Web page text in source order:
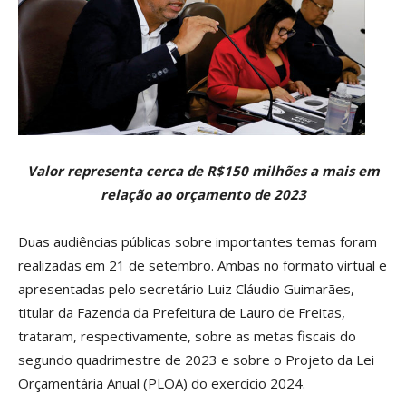
Valor representa cerca de R$150 milhões a mais em
relação ao orçamento de 2023
Duas audiências públicas sobre importantes temas foram
realizadas em 21 de setembro. Ambas no formato virtual e
apresentadas pelo secretário Luiz Cláudio Guimarães,
titular da Fazenda da Prefeitura de Lauro de Freitas,
trataram, respectivamente, sobre as metas fiscais do
segundo quadrimestre de 2023 e sobre o Projeto da Lei
Orçamentária Anual (PLOA) do exercício 2024.